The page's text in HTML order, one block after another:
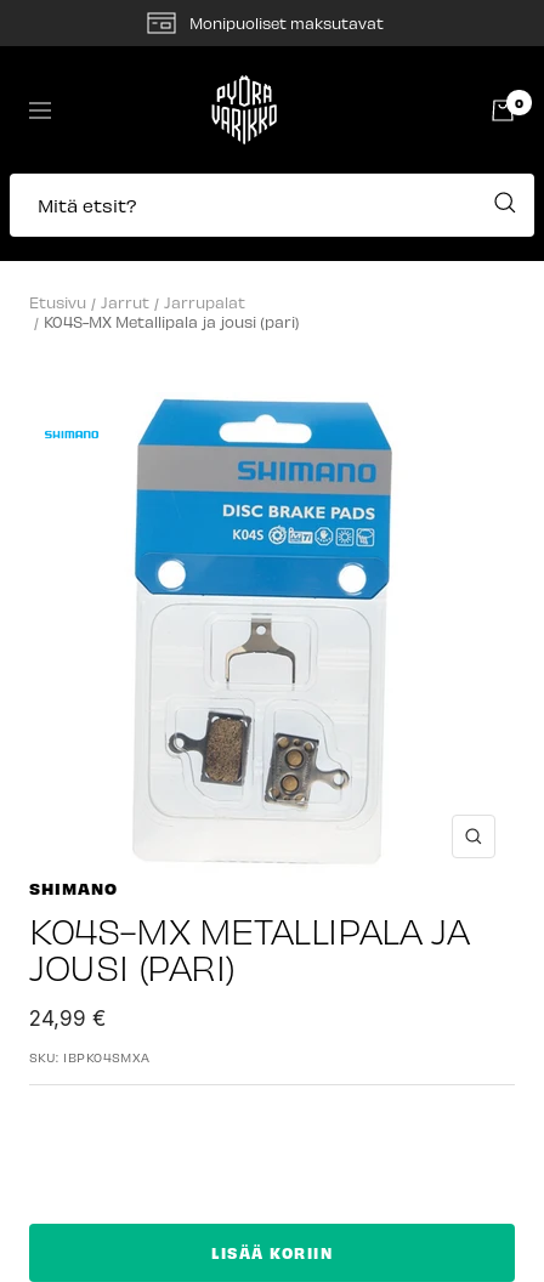
Monipuoliset maksutavat
Navigaatio
Pyörävarikko
0
Mitä etsit?
Etusivu Jarrut
Jarrupalat
K04S-MX Metallipala ja jousi (pari)
SHIMANO
K04S-MX METALLIPALA JA
JOUSI (PARI)
Alennushinta
24,99 €
SKU: IBPK04SMXA
LISÄÄ KORIIN